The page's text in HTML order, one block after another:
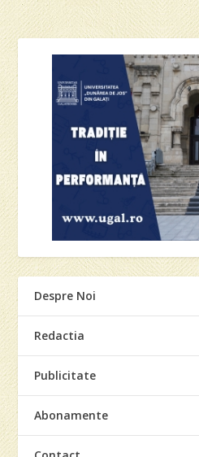
Despre Noi
Redactia
Publicitate
Abonamente